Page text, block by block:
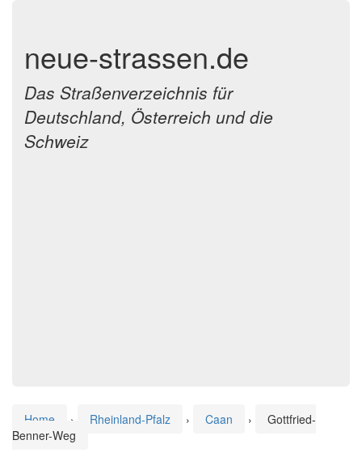
neue-strassen.de
Das Straßenverzeichnis für
Deutschland, Österreich und die
Schweiz
Home › Rheinland-Pfalz › Caan ›
Gottfried-
Benner-Weg